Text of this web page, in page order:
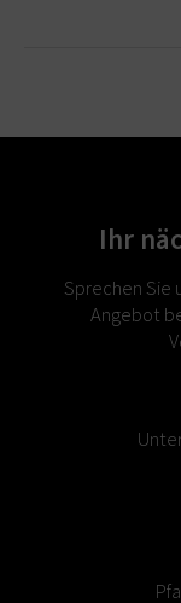
Ihr
Sprechen Sie
Angebot